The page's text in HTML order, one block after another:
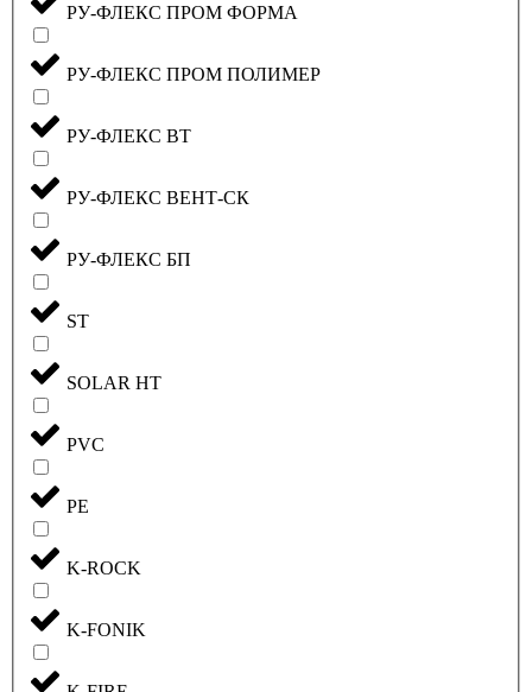
РУ-ФЛЕКС ПРОМ ФОРМА
РУ-ФЛЕКС ПРОМ ПОЛИМЕР
РУ-ФЛЕКС ВТ
РУ-ФЛЕКС ВЕНТ-СК
РУ-ФЛЕКС БП
ST
SOLAR HT
PVC
PE
K-ROCK
K-FONIK